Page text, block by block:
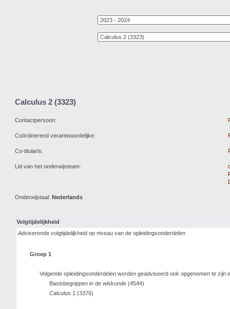
Calculus 2 (3323)
Contactpersoon:
Coördinerend verantwoordelijke:
Co-titularis:
Lid van het onderwijsteam:
Onderwijstaal: Nederlands
Volgtijdelijkheid
Adviserende volgtijdelijkheid op niveau van de opleidingsonderdelen
Groep 1
Volgende opleidingsonderdelen worden geadviseerd ook opgenomen te zijn
Basisbegrippen in de wiskunde (4544)
Calculus 1 (3376)